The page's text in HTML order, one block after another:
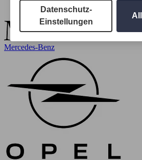
Mercedes-Benz
Datenschutz-
Einstellungen